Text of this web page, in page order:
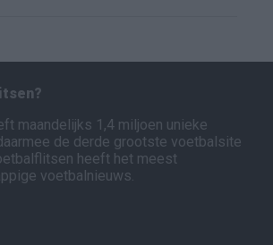
maandelijks 1,4 miljoen unieke
de derde grootste voetbalsite
heeft het meest
voetbalnieuws.